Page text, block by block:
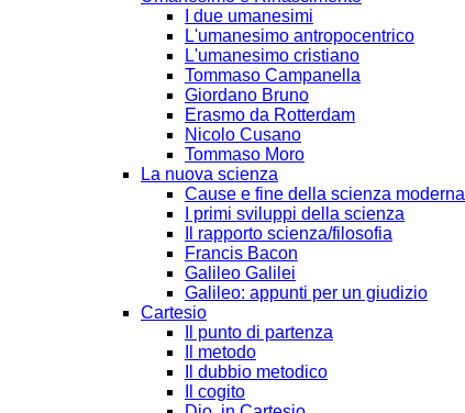
I due umanesimi
L'umanesimo antropocentrico
L'umanesimo cristiano
Tommaso Campanella
Giordano Bruno
Erasmo da Rotterdam
Nicolo Cusano
Tommaso Moro
La nuova scienza
Cause e fine della scienza moderna
I primi sviluppi della scienza
Il rapporto scienza/filosofia
Francis Bacon
Galileo Galilei
Galileo: appunti per un giudizio
Cartesio
Il punto di partenza
Il metodo
Il dubbio metodico
Il cogito